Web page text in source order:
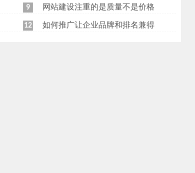
9 网站建设注重的是质量不是价格
12 如何推广让企业品牌和排名兼得